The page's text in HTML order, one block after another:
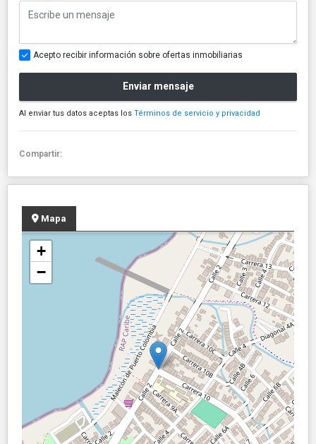
Acepto recibir información sobre ofertas inmobiliarias
Enviar mensaje
Al enviar tus datos aceptas los Términos de servicio y privacidad
Compartir:
Mapa
+
−